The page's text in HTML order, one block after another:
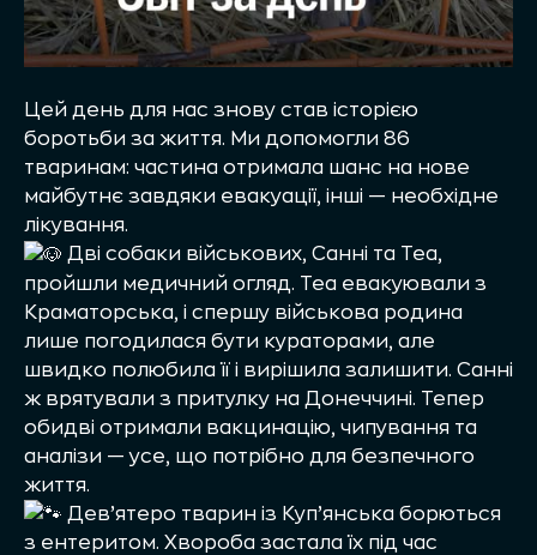
Цей день для нас знову став історією
боротьби за життя. Ми допомогли 86
тваринам: частина отримала шанс на нове
майбутнє завдяки евакуації, інші — необхідне
лікування.
Дві собаки військових, Санні та Теа,
пройшли медичний огляд. Теа евакуювали з
Краматорська, і спершу військова родина
лише погодилася бути кураторами, але
швидко полюбила її і вирішила залишити. Санні
ж врятували з притулку на Донеччині. Тепер
обидві отримали вакцинацію, чипування та
аналізи — усе, що потрібно для безпечного
життя.
Дев’ятеро тварин із Куп’янська борються
з ентеритом. Хвороба застала їх під час